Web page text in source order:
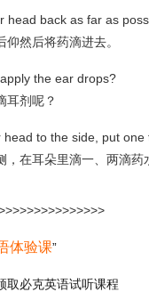
head back as far as
然后将药滴进去。
the ear drops?
耳剂呢？
head to the side, put
在耳朵里滴一、两滴药
体验课”
取必克英语试听课程